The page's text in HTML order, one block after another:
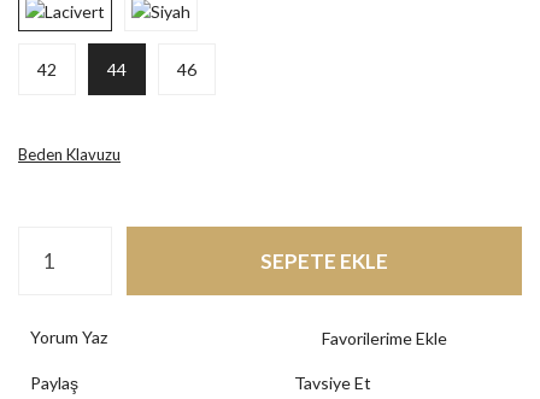
42 44 46
Beden Klavuzu
SEPETE EKLE
Yorum Yaz
Paylaş Tavsiye Et